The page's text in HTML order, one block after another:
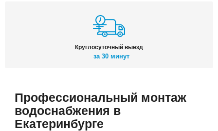
Круглосуточный выезд
за 30 минут
Профессиональный монтаж
водоснабжения в
Екатеринбурге